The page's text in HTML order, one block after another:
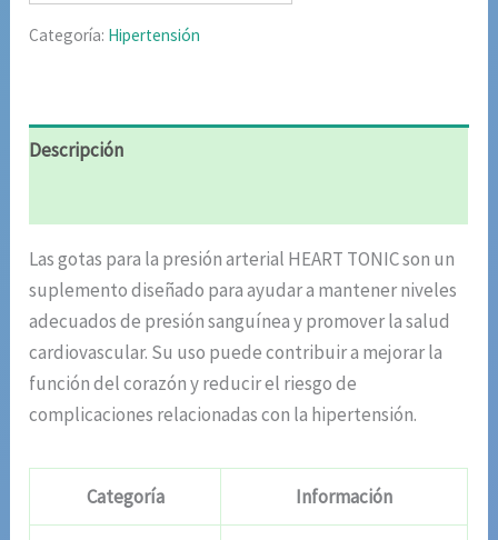
$85.02.$42.51.
Categoría: Hipertensión
Descripción
Las gotas para la presión arterial HEART TONIC son un
suplemento diseñado para ayudar a mantener niveles
adecuados de presión sanguínea y promover la salud
cardiovascular. Su uso puede contribuir a mejorar la
función del corazón y reducir el riesgo de
complicaciones relacionadas con la hipertensión.
Categoría Información